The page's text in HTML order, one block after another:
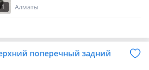
1
состоянии, доставлен из Японии. Цена
обед, суббота с 9: 00 до 16: 00, с 13: 00 до
14: 00 обед, воскресенье выходной.
Алматы
поперечный задний